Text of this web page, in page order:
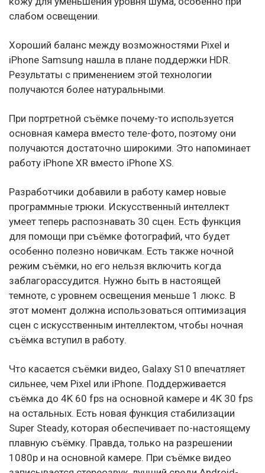
слабом освещении.
Хороший баланс между возможностями Pixel и
iPhone Samsung нашла в плане поддержки HDR.
Результаты с применением этой технологии
получаются более натуральными.
При портретной съёмке почему-то используется
основная камера вместо теле-фото, поэтому они
получаются достаточно широкими. Это напоминает
работу iPhone XR вместо iPhone XS.
Разработчики добавили в работу камер новые
программные трюки. Искусственный интеллект
умеет теперь распознавать 30 сцен. Есть функция
для помощи при съёмке фотографий, что будет
особенно полезно новичкам. Есть также ночной
режим съёмки, но его нельзя включить когда
заблагорассудится. Нужно быть в настоящей
темноте, с уровнем освещения меньше 1 люкс. В
этот момент должна использоваться оптимизация
сцен с искусственным интеллектом, чтобы ночная
съёмка вступил в работу.
Что касается съёмки видео, Galaxy S10 впечатляет
сильнее, чем Pixel или iPhone. Поддерживается
съёмка до 4K 60 fps на основной камере и 4K 30 fps
на остальных. Есть новая функция стабилизации
Super Steady, которая обеспечивает по-настоящему
плавную съёмку. Правда, только на разрешении
1080p и на основной камере. При съёмке видео